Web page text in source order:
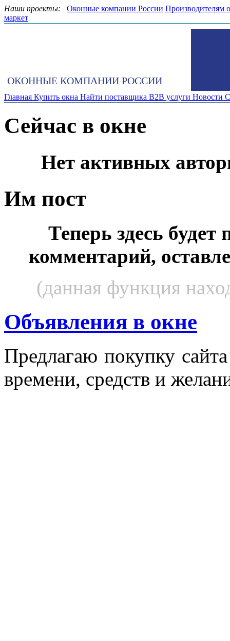
Наши проекты: Оконные компании России Производителям
маркет
ОКОННЫЕ КОМПАНИИ РОССИИ
Главная Купить окна Найти поставщика B2B услуги Новости
Сейчас в окне
Нет активных
Им пост
Теперь здесь будет
комментарий,
(данная функция
Объявления в окне
Пред­ла­гаю по­куп­ку
вре­мени, средств и